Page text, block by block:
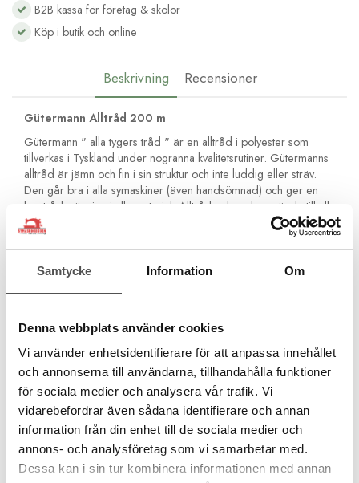
Samtycke Information Om
Denna webbplats använder cookies
Vi använder enhetsidentifierare för att anpassa innehållet
och annonserna till användarna, tillhandahålla funktioner
för sociala medier och analysera vår trafik. Vi
vidarebefordrar även sådana identifierare och annan
information från din enhet till de sociala medier och
annons- och analysföretag som vi samarbetar med.
Dessa kan i sin tur kombinera informationen med annan
B2B kassa för företag & skolor
Köp i butik och online
Beskrivning Recensioner
Gütermann Alltråd 200 m
Gütermann " alla tygers tråd " är en alltråd i polyester som
tillverkas i Tyskland under nogranna kvalitetsrutiner. Gütermanns
alltråd är jämn och fin i sin struktur och inte luddig eller sträv.
Den går bra i alla symaskiner (även handsömnad) och ger en
bra trådspänning i alla material. Alltråden kan du använda till alla
tyger. Den är stark och åldersbeständig och blir inte spröd med
åren. Den är även något elastisk för extra hållbarhet.
Är ditt tyg nytt och det är ett tyg som krymper så
rekommenderar vi att du tvättar det innan du syr i det. Tråden
krymper inte!Du kan inte använda polyestertråd ifall du skall
För alla material och sömmar
För sömnad med symaskin och för handsömnad
Inga olika tjocka partier. Jämn kvalitet för perfekta stygn
För overlocksömmar och kastsömmar
För förstärkta sömmar och fällsömmar
För knapphål och knappsömnad
För fina ornamentstygn och dekorsömmar
Åldersbeständig och håller med tiden
Rekommenderad nål Universal Nr 70-90